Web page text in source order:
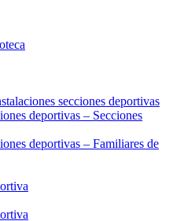
secciones deportivas
deportivas – Secciones
deportivas – Familiares de